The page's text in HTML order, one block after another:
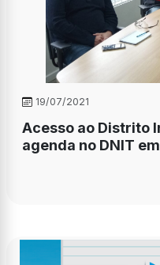
19/07/2021
Acesso ao Distrito
agenda no DNIT